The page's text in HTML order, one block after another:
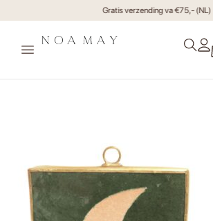
Gratis verzending va €75,- (NL)